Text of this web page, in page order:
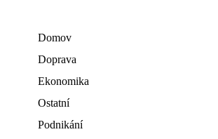
Domov
Doprava
Ekonomika
Ostatní
Podnikání